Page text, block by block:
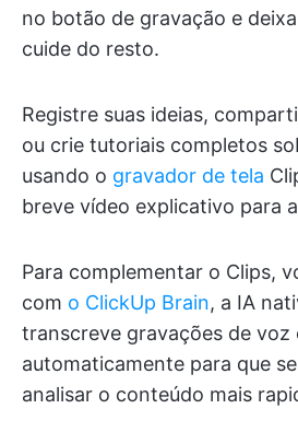
no botão de gravação e
cuide do resto.
Registre suas ideias,
ou crie tutoriais completos
usando o gravador de tela
breve vídeo explicativo para
Para complementar o Clips,
com o ClickUp Brain, a IA
transcreve gravações de voz
automaticamente para que
analisar o conteúdo mais